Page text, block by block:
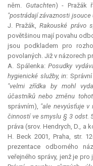
něm. Gutachten) - Pražák
"postrádají závaznosti
J. Pražák,Rakouské právo
povětšinou mají povahu
jsou podkladem pro
povolaných. Již v názorech
A. Spálenka:Posudky
hygienické služby, in:
"velmi zřídka by mohl
účastníků nebo změnu
správním), "ale nevyúsťuje v
činností ve smyslu § 3 odst.
práva (srov. Hendrych, D., a
H. Beck 2001, Praha, str.
prezentace odborného
veřejného správy, jenž je pro